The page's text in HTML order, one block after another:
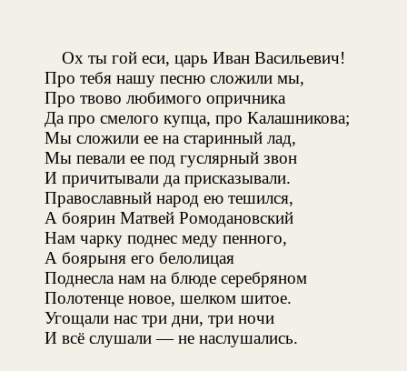
Ох ты гой еси, царь Иван Васильевич!
Про тебя нашу песню сложили мы,
Про твово любимого опричника
Да про смелого купца, про Калашникова;
Мы сложили ее на старинный лад,
Мы певали ее под гуслярный звон
И причитывали да присказывали.
Православный народ ею тешился,
А боярин Матвей Ромодановский
Нам чарку поднес меду пенного,
А боярыня его белолицая
Поднесла нам на блюде серебряном
Полотенце новое, шелком шитое.
Угощали нас три дни, три ночи
И всё слушали — не наслушались.